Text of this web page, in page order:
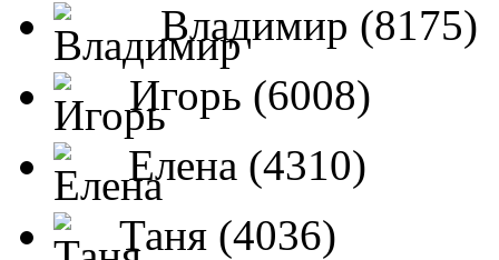
Владимир (8175)
Игорь (6008)
Елена (4310)
Таня (4036)